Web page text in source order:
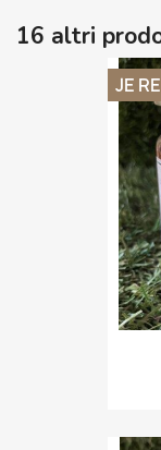
16 altri
JE